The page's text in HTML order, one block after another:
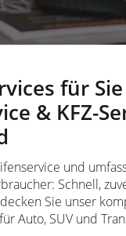
für Sie
& KFZ-
und
Schnell,
Sie unser
Auto, SUV und